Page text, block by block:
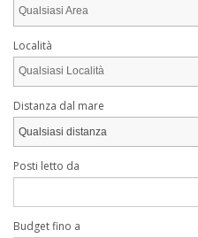
Qualsiasi Area
Località
Qualsiasi Località
Distanza dal mare
Qualsiasi distanza
Posti letto da
Budget fino a